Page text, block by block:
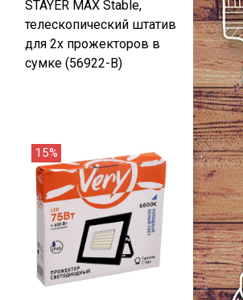
STAYER MAX Stable,
телескопический штатив
для 2х прожекторов в
сумке (56922-B)
15%